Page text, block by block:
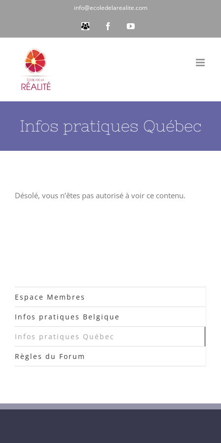
contenu
info@ecoledelarealite.com
Espace
FacebookYouTube
Infos pratiques Québec
Désolé, vous n’êtes pas autorisé à voir ce contenu.
Espace Membres
Infos pratiques Belgique
Infos pratiques Québec
Règles du Forum